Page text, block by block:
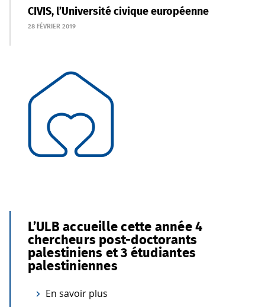
CIVIS, l’Université civique européenne
28 FÉVRIER 2019
L’ULB accueille cette année 4
chercheurs post-doctorants
palestiniens et 3 étudiantes
palestiniennes
En savoir plus